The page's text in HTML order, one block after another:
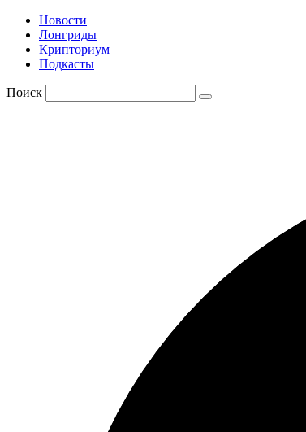
Новости
Лонгриды
Крипториум
Подкасты
Поиск